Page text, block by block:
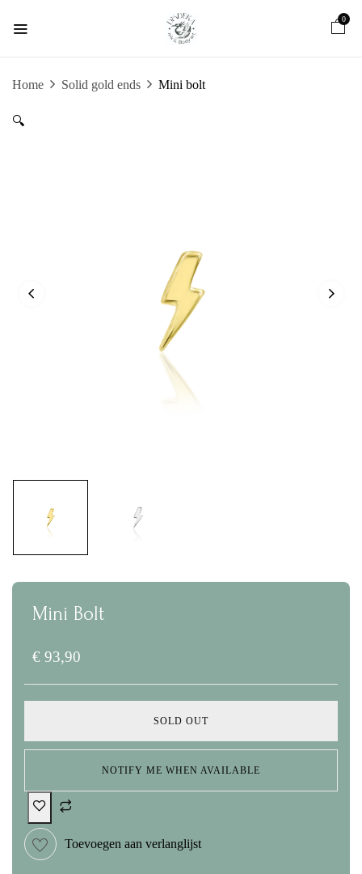
0
Home Solid gold ends Mini bolt
🔍
Mini Bolt
€ 93,90
SOLD OUT
NOTIFY ME WHEN AVAILABLE
Toevoegen aan verlanglijst